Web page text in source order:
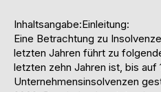
Inhaltsangabe:Einleitung:
Eine Betrachtung zu
letzten Jahren führt zu
letzten zehn Jahren ist, bis auf
Unternehmensinsolvenzen